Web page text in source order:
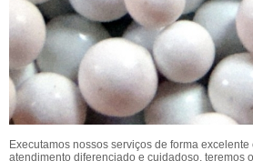
Executamos nossos serviços de forma
atendimento diferenciado e cuidadoso, teremos